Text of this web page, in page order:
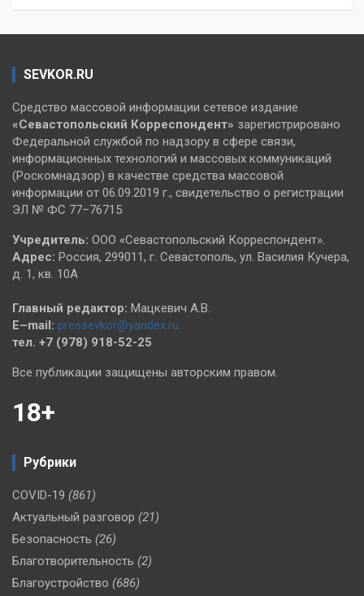
SEVKOR.RU
Средство массовой информации сетевое издание
«Севастопольский Корреспондент» зарегистрировано
Федеральной службой по надзору в сфере связи,
информационных технологий и массовых коммуникаций
(Роскомнадзор) в качестве средства массовой
информации от 06.09.2019 г., свидетельство о регистрации
ЭЛ № ФС 77–76715
Учредитель: ООО «Севастопольский Корреспондент».
Адрес: Россия, 299011, г. Севастополь, ул. Василия Кучера,
д. 1, кв. 10А
Главный редактор: Мацкевич А.В.
E–mail: pressevkor@yandex.ru
тел. +7 (978) 918-52-25
Все публикации защищены авторским правом.
18+
Рубрики
COVID-19 (861)
Актуальный разговор (21)
Безопасность (26)
Благотворительность (2)
Благоустройство (686)